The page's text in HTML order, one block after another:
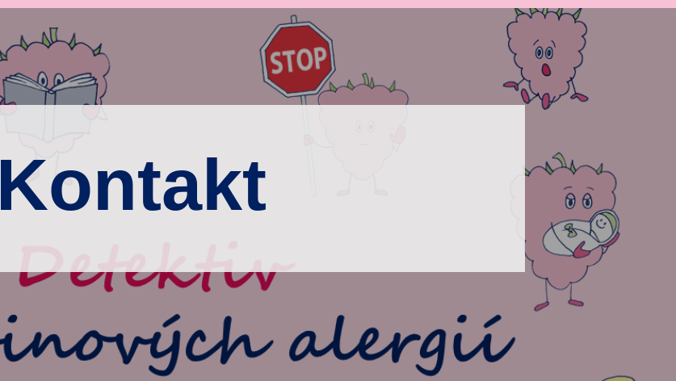
Kontakt